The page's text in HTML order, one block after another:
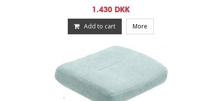
1.430 DKK
Add to cart More